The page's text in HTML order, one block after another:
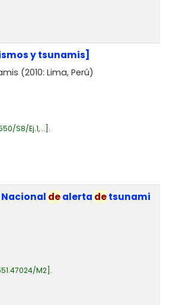
y tsunamis]
(2010: Lima, Perú)
S8/Ej.1, .. .
dealerta detsunami
M2 .